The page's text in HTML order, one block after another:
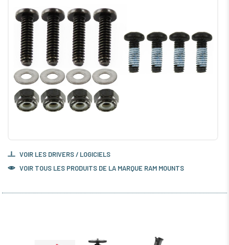
VOIR LES DRIVERS / LOGICIELS
VOIR TOUS LES PRODUITS DE LA MARQUE RAM MOUNTS